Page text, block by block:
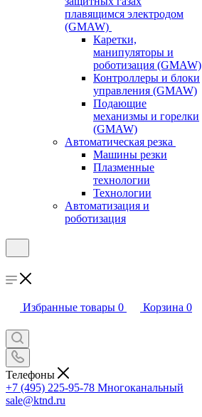
плавящимся электродом
(GMAW)
Каретки,
манипуляторы и
роботизация (GMAW)
Контроллеры и блоки
управления (GMAW)
Подающие
механизмы и горелки
(GMAW)
Автоматическая резка
Машины резки
Плазменные
технологии
Технологии
Автоматизация и
роботизация
Избранные товары 0 Корзина 0
Телефоны
+7 (495) 225-95-78 Многоканальный
sale@ktnd.ru